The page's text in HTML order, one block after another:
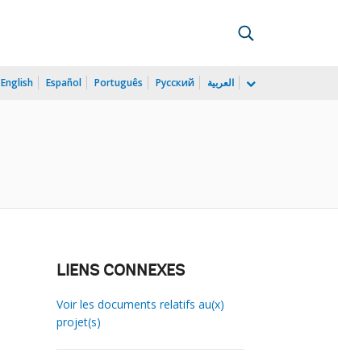
English Español Português Русский العربية
LIENS CONNEXES
Voir les documents relatifs au(x)
projet(s)